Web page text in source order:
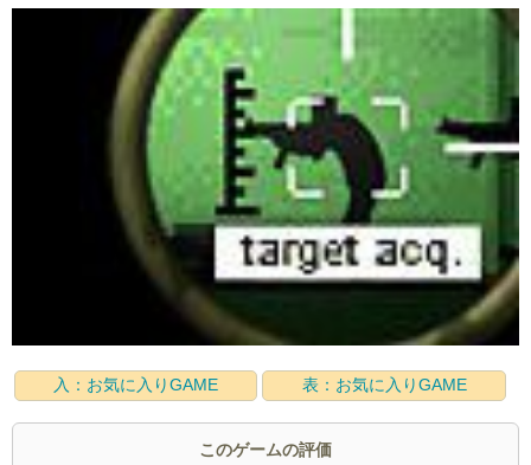
入：お気に入りGAME 表：お気に入りGAME
このゲームの評価